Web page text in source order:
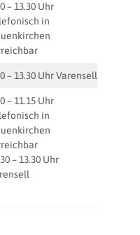
– 13.30 Uhr
in
– 13.30 Uhr Varensell
– 11.15 Uhr
in
– 13.30 Uhr